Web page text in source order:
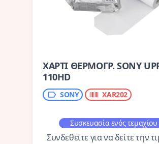
ΧΑΡΤΙ ΘΕΡΜΟΓΡ. SONY
110HD
SONY XAR202
Συσκευασία ενός τεμαχίου
Συνδεθείτε για να δείτε την